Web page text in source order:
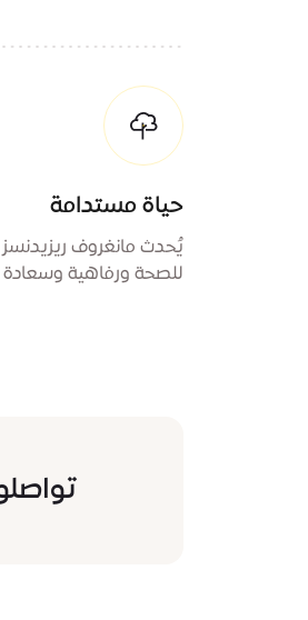
حياة مستدامة
يُحدث مانغروف
للصحة ورفاهية